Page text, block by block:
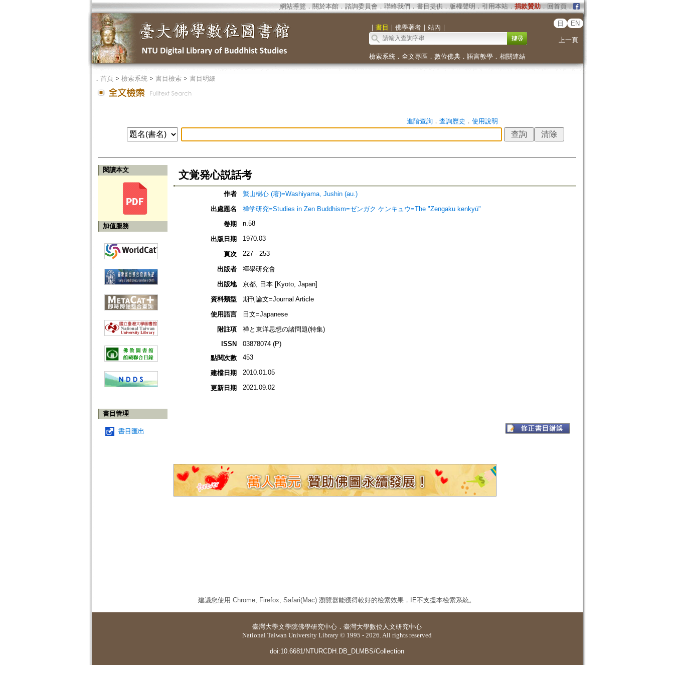
網站導覽 ． 關於本館． 諮詢委員會． 聯絡我們 ． 書目提供． 版權聲明 ． 引用本站． 捐款贊助．回首頁．
｜ 書目 ｜ 佛學著者｜ 站內 ｜
日 EN
上一頁
檢索系統． 全文專區 ． 數位佛典． 語言教學． 相關連結
． 首頁> 檢索系統> 書目檢索> 書目明細
進階查詢． 查詢歷史 ． 使用說明
閱讀本文
加值服務
書目管理
書目匯出
文覚発心説話考
作者
鷲山樹心 (著)=Washiyama, Jushin (au.)
出處題名
禅学研究=Studies in Zen Buddhism=ゼンガク ケンキュウ=The "Zengaku kenkyū"
卷期
n.58
出版日期 1970.03
頁次 227 - 253
出版者
禪學研究會
出版地
京都, 日本 [Kyoto, Japan]
資料類型
期刊論文=Journal Article
使用語言
日文=Japanese
附註項
禅と東洋思想の諸問題(特集)
ISSN
03878074 (P)
點閱次數
453
建檔日期 2010.01.05
更新日期 2021.09.02
建議您使用 Chrome, Firefox, Safari(Mac) 瀏覽器能獲得較好的檢索效果，IE不支援本檢索系統。
臺灣大學文學院佛學研究中心 ． 臺灣大學數位人文研究中心
National Taiwan University Library © 1995 - 2026. All rights reserved
doi:10.6681/NTURCDH.DB_DLMBS/Collection